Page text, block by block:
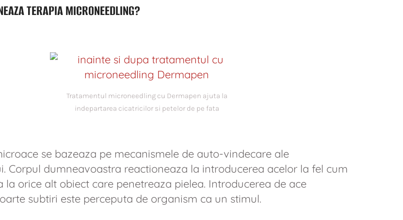
TERAPIA MICRONEEDLING?
Tratamentul microneedling cu Dermapen ajuta la
indepartarea cicatricilor si petelor de pe fata
se bazeaza pe mecanismele de auto-vindecare ale
Corpul dumneavoastra reactioneaza la introducerea acelor la fel cum
la orice alt obiect care penetreaza pielea. Introducerea de ace
subtiri este perceputa de organism ca un stimul.